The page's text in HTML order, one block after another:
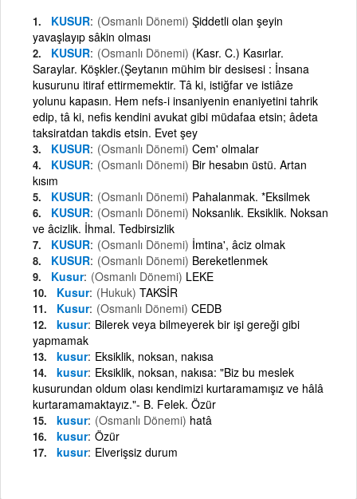
KUSUR (Osmanlı Dönemi) Şiddetli olan şeyin
yavaşlayıp sâkin olması
KUSUR (Osmanlı Dönemi) (Kasr. C.) Kasırlar.
Saraylar. Köşkler.(Şeytanın mühim bir desisesi : İnsana
kusurunu itiraf ettirmemektir. Tâ ki, istiğfar ve istiâze
yolunu kapasın. Hem nefs-i insaniyenin enaniyetini tahrik
edip, tâ ki, nefis kendini avukat gibi müdafaa etsin; âdeta
taksiratdan takdis etsin. Evet şey
KUSUR (Osmanlı Dönemi) Cem' olmalar
KUSUR (Osmanlı Dönemi) Bir hesabın üstü. Artan
kısım
KUSUR (Osmanlı Dönemi) Pahalanmak. *Eksilmek
KUSUR (Osmanlı Dönemi) Noksanlık. Eksiklik. Noksan
ve âcizlik. İhmal. Tedbirsizlik
KUSUR (Osmanlı Dönemi) İmtina', âciz olmak
KUSUR (Osmanlı Dönemi) Bereketlenmek
Kusur (Osmanlı Dönemi) LEKE
Kusur (Hukuk) TAKSİR
Kusur (Osmanlı Dönemi) CEDB
kusur Bilerek veya bilmeyerek bir işi gereği gibi
yapmamak
kusur Eksiklik, noksan, nakısa
kusur Eksiklik, noksan, nakısa: "Biz bu meslek
kusurundan oldum olası kendimizi kurtaramamışız ve hâlâ
kurtaramamaktayız."- B. Felek. Özür
kusur (Osmanlı Dönemi) hatâ
kusur Özür
kusur Elverişsiz durum